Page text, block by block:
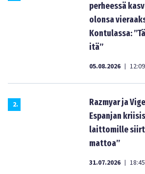
perheessä
olonsa
Kontulassa:
itä”
05.08.2026 | 12:09
2.
Razmyar ja
Espanjan
laittomille
mattoa”
31.07.2026 | 18:45